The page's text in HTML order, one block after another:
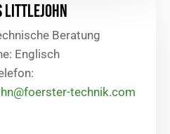
Littlejohn
Beratung
Englisch
technik.com